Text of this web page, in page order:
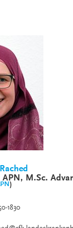
APN, M.Sc.
)
1830